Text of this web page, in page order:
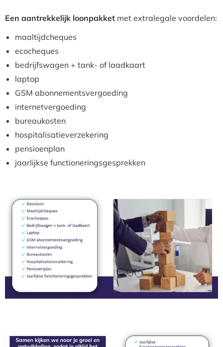
Een aantrekkelijk loonpakket met extralegale voordelen:
maaltijdcheques
ecocheques
bedrijfswagen + tank- of laadkaart
laptop
GSM abonnementsvergoeding
internetvergoeding
bureaukosten
hospitalisatieverzekering
pensioenplan
jaarlijkse functioneringsgesprekken